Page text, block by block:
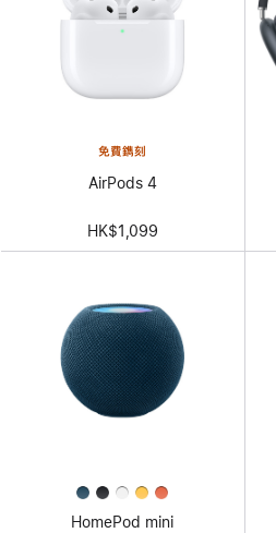
免費鐫刻
AirPods 4
HK$1,099
HomePod mini